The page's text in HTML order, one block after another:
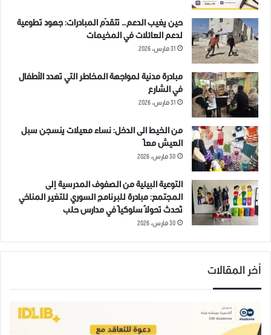
حين يغيب الدعم… تتقدّم المبادرات: جهود تطوعية
لدعم العائلات في المخيمات
31 مارس، 2026
مبادرة مدنية لمواجهة المخاطر التي تهدد الأطفال
في الشارع
31 مارس، 2026
من الخيط الى الدخل: نساء معيلات ينسجن سبل
العيش معاً
30 مارس، 2026
التوعية البيئية من الصفوف المدرسية إلى
المجتمع: مبادرة للبرنامج السوري للتغير المناخي
تُحدث تحولاً سلوكياً في مدارس حلب
30 مارس، 2026
أخر المقالات